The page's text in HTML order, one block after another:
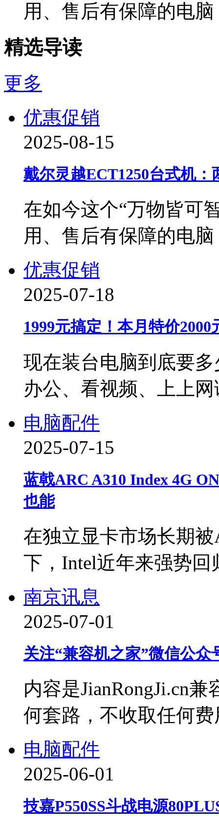
用、售后有保障的电
精选导读
更多
优惠促销
2025-08-15
戴尔灵越ECT1250台式机
在如今这个“万物皆可
用、售后有保障的电
优惠促销
2025-07-18
1999元搞定！本月特价
现在装台电脑到底要
办公、看视频、上上
电脑配件
2025-07-15
蓝戟ARC A310 Index 4G
也能
在独立显卡市场长期
下，Intel近年来强势
南京讯息
2025-07-01
关注“兼容机之家”微信公
内容是JianRongJi.cn
何套路，不收取任何
电脑配件
2025-06-01
技嘉P550SS斗战电源